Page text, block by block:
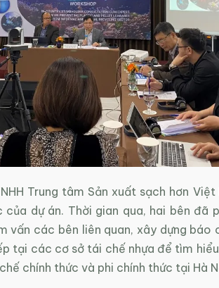
Trung tâm Sản xuất sạch hơn Việt
dự án. Thời gian qua, hai bên đã
vấn các bên liên quan, xây dựng báo
tại các cơ sở tái chế nhựa để tìm
chính thức và phi chính thức tại Hà